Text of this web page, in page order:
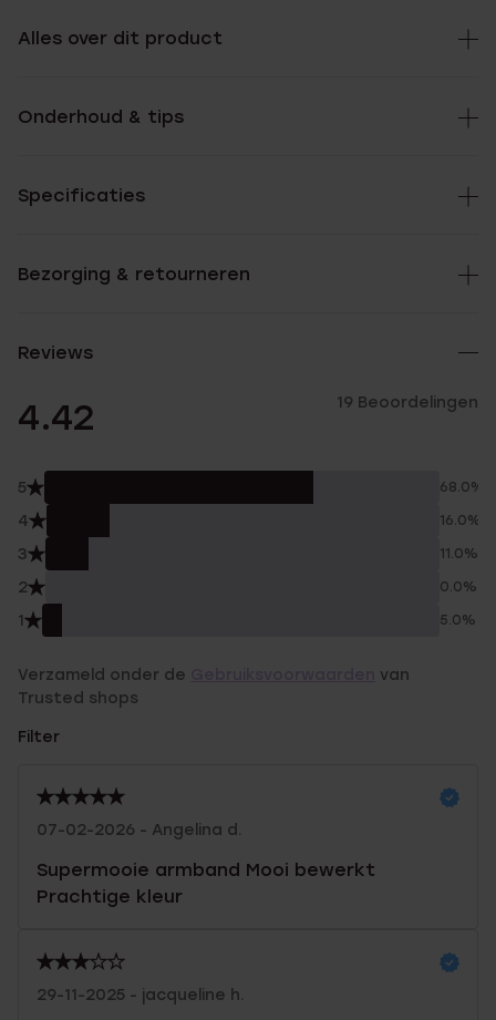
Alles over dit product
Onderhoud & tips
Specificaties
Bezorging & retourneren
Reviews
4.42 19 Beoordelingen
5 68.0%
4 16.0%
3 11.0%
2 0.0%
1 5.0%
Verzameld onder de
van
Trusted shops
Filter
07-02-2026 - Angelina d.
Supermooie armband Mooi bewerkt
Prachtige kleur
29-11-2025 - jacqueline h.